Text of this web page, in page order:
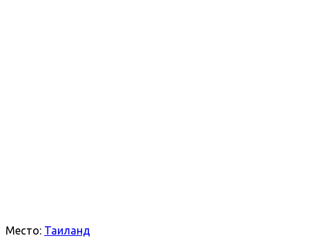
Место: Таиланд